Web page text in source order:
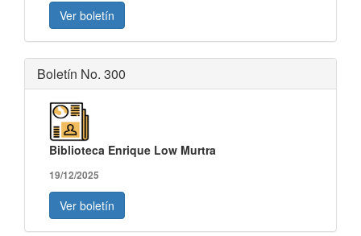
Ver boletín
Boletín No. 300
Biblioteca Enrique Low Murtra
19/12/2025
Ver boletín